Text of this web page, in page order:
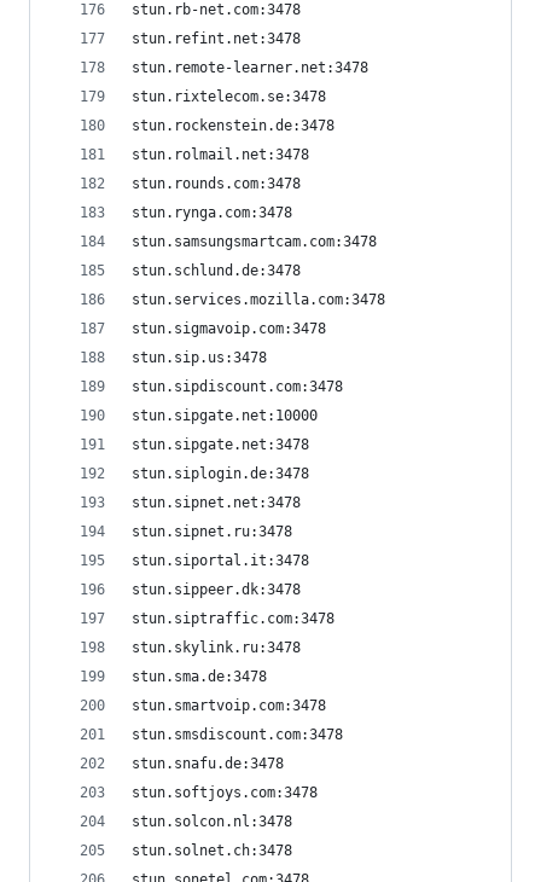
stun.rb-net.com:3478
stun.refint.net:3478
stun.remote-learner.net:3478
stun.rixtelecom.se:3478
stun.rockenstein.de:3478
stun.rolmail.net:3478
stun.rounds.com:3478
stun.rynga.com:3478
stun.samsungsmartcam.com:3478
stun.schlund.de:3478
stun.services.mozilla.com:3478
stun.sigmavoip.com:3478
stun.sip.us:3478
stun.sipdiscount.com:3478
stun.sipgate.net:10000
stun.sipgate.net:3478
stun.siplogin.de:3478
stun.sipnet.net:3478
stun.sipnet.ru:3478
stun.siportal.it:3478
stun.sippeer.dk:3478
stun.siptraffic.com:3478
stun.skylink.ru:3478
stun.sma.de:3478
stun.smartvoip.com:3478
stun.smsdiscount.com:3478
stun.snafu.de:3478
stun.softjoys.com:3478
stun.solcon.nl:3478
stun.solnet.ch:3478